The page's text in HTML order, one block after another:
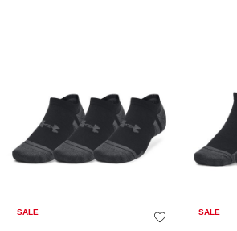
SALE SALE